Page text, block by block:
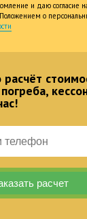
и даю согласие
Положением о